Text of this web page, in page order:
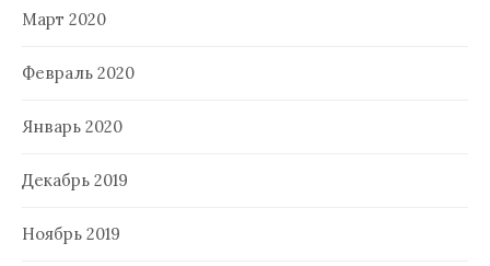
Март 2020
Февраль 2020
Январь 2020
Декабрь 2019
Ноябрь 2019